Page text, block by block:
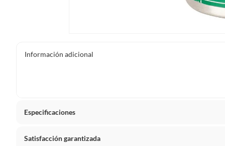
Información adicional
Especificaciones
Detalle de la garantía
Satisfacción garantizada